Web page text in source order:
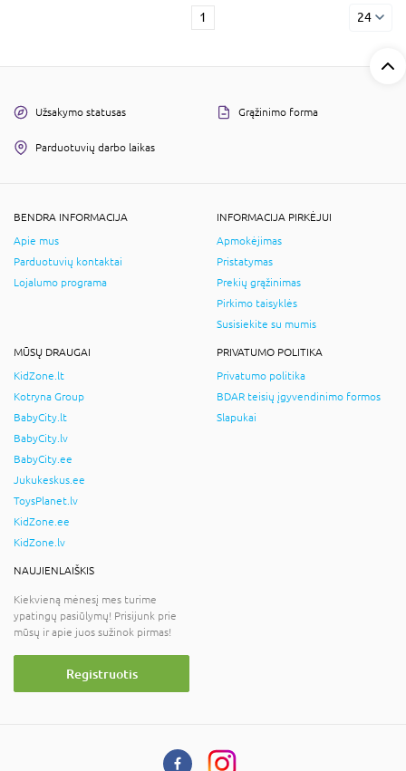
1 24
Užsakymo statusas Grąžinimo forma
Parduotuvių darbo laikas
BENDRA INFORMACIJA
Apie mus
Parduotuvių kontaktai
Lojalumo programa
INFORMACIJA PIRKĖJUI
Apmokėjimas
Pristatymas
Prekių grąžinimas
Pirkimo taisyklės
Susisiekite su mumis
MŪSŲ DRAUGAI
KidZone.lt
Kotryna Group
BabyCity.lt
BabyCity.lv
BabyCity.ee
Jukukeskus.ee
ToysPlanet.lv
KidZone.ee
KidZone.lv
PRIVATUMO POLITIKA
Privatumo politika
BDAR teisių įgyvendinimo formos
Slapukai
NAUJIENLAIŠKIS
Kiekvieną mėnesį mes turime
ypatingų pasiūlymų! Prisijunk prie
mūsų ir apie juos sužinok pirmas!
Registruotis